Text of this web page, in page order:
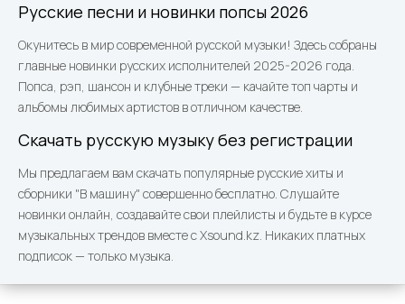
Русские песни и новинки попсы 2026
Окунитесь в мир современной русской музыки! Здесь собраны
главные новинки русских исполнителей 2025-2026 года.
Попса, рэп, шансон и клубные треки — качайте топ чарты и
альбомы любимых артистов в отличном качестве.
Скачать русскую музыку без регистрации
Мы предлагаем вам скачать популярные русские хиты и
сборники "В машину" совершенно бесплатно. Слушайте
новинки онлайн, создавайте свои плейлисты и будьте в курсе
музыкальных трендов вместе с Xsound.kz. Никаких платных
подписок — только музыка.